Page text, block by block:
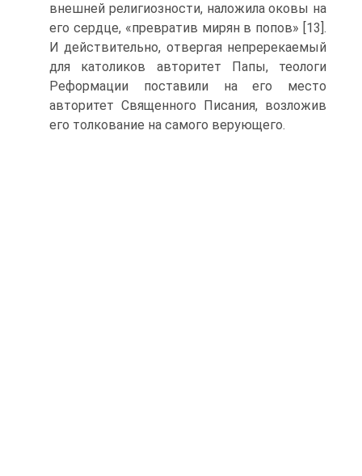
внешней религиозности, наложила оковы на
его сердце, «пре­вратив мирян в попов» [13].
И действительно, отвергая непре­рекаемый
для католиков авторитет Папы, теологи
Реформации поставили на его место
авторитет Священного Писания, возло­жив
его толкование на самого верующего.